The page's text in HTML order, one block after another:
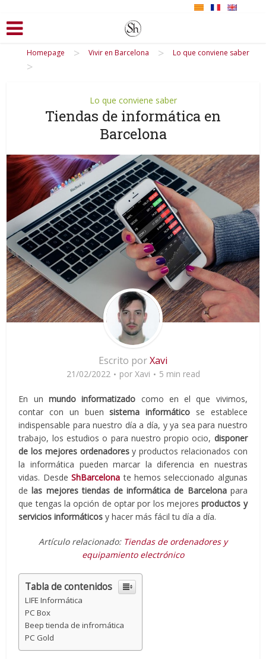
Homepage > Vivir en Barcelona > Lo que conviene saber
>
Lo que conviene saber
Tiendas de informática en
Barcelona
Escrito porXavi
21/02/2022 por Xavi 5 min read
En un mundo informatizado como en el que vivimos,
contar con un buensistema informático se establece
indispensable para nuestro día a día, y ya sea para nuestro
trabajo, los estudios o para nuestro propio ocio, disponer
de los mejores ordenadoresy productos relacionados con
la informática pueden marcar la diferencia en nuestras
vidas. DesdeShBarcelona te hemos seleccionado algunas
delas mejores tiendas de informática de Barcelonapara
que tengas la opción de optar por los mejoresproductos y
servicios informáticos y hacer más fácil tu día a día.
Artículo relacionado: Tiendas de ordenadores y
equipamiento electrónico
Tabla de contenidos
LIFE Informática
PC Box
Beep tienda de infromática
PC Gold